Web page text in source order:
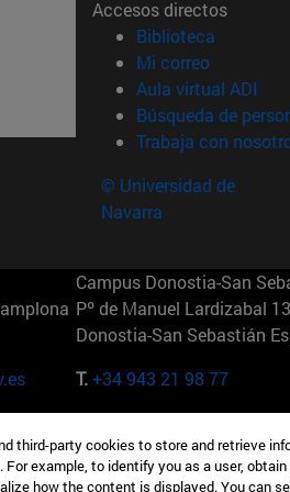
Accesos directos
Biblioteca (abre
Mi correo(abre en
Aula virtual ADI
Búsqueda de
Trabaja con
© Universidad de
Navarra
Campus Donostia-San
Pº de Manuel Lardizabal
Donostia-San Sebastián
T.+34 943 21 98 77
165 W 57th St 10019-2201
EE.UU
third-party cookies to store and retrieve
example, to identify you as a user,
how the content is displayed. You can